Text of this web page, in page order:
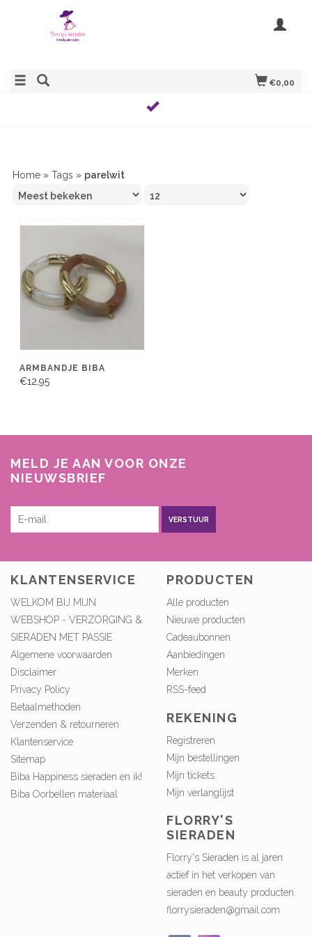
€0,00
Home » Tags » parelwit
ARMBANDJE BIBA
€12,95
MELD JE AAN VOOR ONZE
NIEUWSBRIEF
VERSTUUR
KLANTENSERVICE
WELKOM BIJ MIJN
WEBSHOP - VERZORGING &
SIERADEN MET PASSIE
Algemene voorwaarden
Disclaimer
Privacy Policy
Betaalmethoden
Verzenden & retourneren
Klantenservice
Sitemap
Biba Happiness sieraden en ik!
Biba Oorbellen materiaal
PRODUCTEN
Alle producten
Nieuwe producten
Cadeaubonnen
Aanbiedingen
Merken
RSS-feed
REKENING
Registreren
Mijn bestellingen
Mijn tickets
Mijn verlanglijst
FLORRY'S
SIERADEN
Florry's Sieraden is al jaren
actief in het verkopen van
sieraden en beauty producten.
florrysieraden@gmail.com